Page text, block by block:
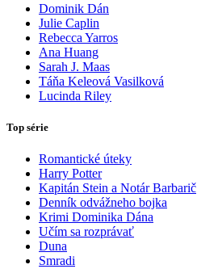
Dominik Dán
Julie Caplin
Rebecca Yarros
Ana Huang
Sarah J. Maas
Táňa Keleová Vasilková
Lucinda Riley
Top série
Romantické úteky
Harry Potter
Kapitán Stein a Notár Barbarič
Denník odvážneho bojka
Krimi Dominika Dána
Učím sa rozprávať
Duna
Smradi